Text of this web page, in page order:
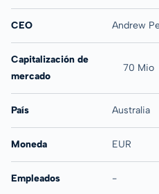
CEO Andrew
Capitalización de
mercado
70 Mio
País Australia
Moneda EUR
Empleados -